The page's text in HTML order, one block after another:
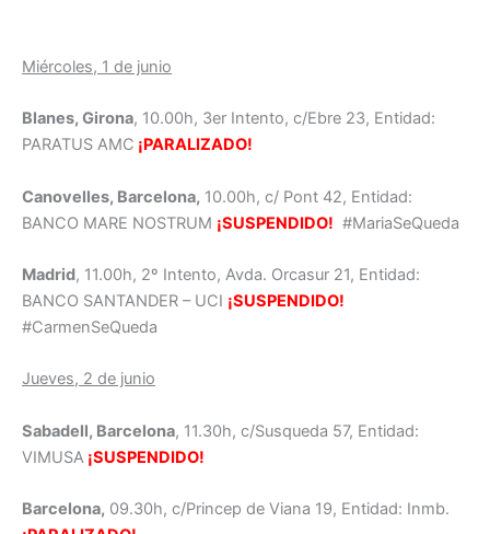
Miércoles, 1 de junio
Blanes, Girona, 10.00h, 3er Intento, c/Ebre 23, Entidad:
PARATUS AMC ¡PARALIZADO!
Canovelles, Barcelona, 10.00h, c/ Pont 42, Entidad:
BANCO MARE NOSTRUM ¡SUSPENDIDO! #MariaSeQueda
Madrid, 11.00h, 2º Intento, Avda. Orcasur 21, Entidad:
BANCO SANTANDER – UCI ¡SUSPENDIDO!
#CarmenSeQueda
Jueves, 2 de junio
Sabadell, Barcelona, 11.30h, c/Susqueda 57, Entidad:
VIMUSA ¡SUSPENDIDO!
Barcelona, 09.30h, c/Princep de Viana 19, Entidad: Inmb.